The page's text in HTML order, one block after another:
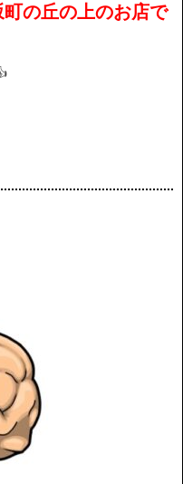
の丘の上のお店で